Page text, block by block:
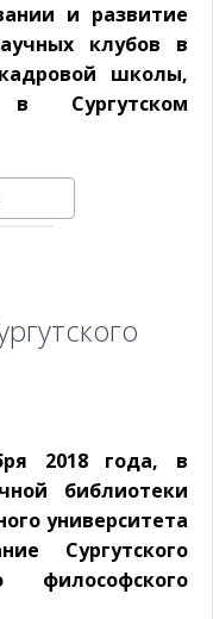
и развитие
клубов в
школы,
в Сургутском
2018 года, в
библиотеки
университета
Сургутского
философского